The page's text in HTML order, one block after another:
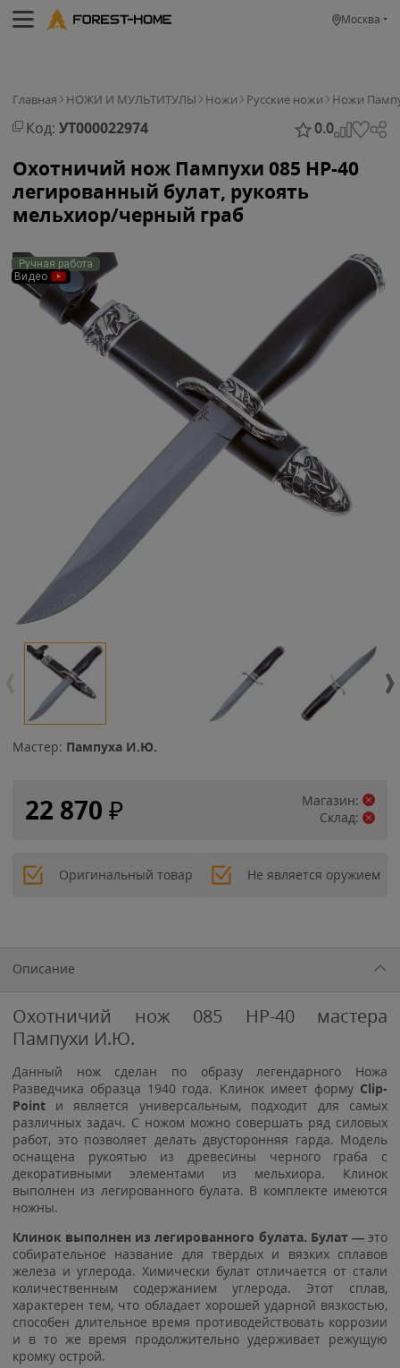
Москва
Главная НОЖИ И МУЛЬТИТУЛЫ Ножи Русские ножи Ножи
Код: УТ000022974 0.0
Охотничий нож Пампухи 085 НР-40
легированный булат, рукоять
мельхиор/черный граб
Ручная работа
Видео
Мастер: Пампуха И.Ю.
22 870 ₽
Магазин:
Склад:
Оригинальный товар Не является оружием
Описание
Охотничий нож 085 НР-40 мастера
Пампухи И.Ю.
Данный нож сделан по образу легендарного Ножа
Разведчика образца 1940 года. Клинок имеет форму Clip-
Point и является универсальным, подходит для самых
различных задач. С ножом можно совершать ряд силовых
работ, это позволяет делать двусторонняя гарда. Модель
оснащена рукоятью из древесины черного граба с
декоративными элементами из мельхиора. Клинок
выполнен из легированного булата. В комплекте имеются
ножны.
Клинок выполнен из легированного булата. Булат — это
собирательное название для твёрдых и вязких сплавов
железа и углерода. Химически булат отличается от стали
количественным содержанием углерода. Этот сплав,
характерен тем, что обладает хорошей ударной вязкостью,
способен длительное время противодействовать коррозии
и в то же время продолжительно удерживает режущую
кромку острой.